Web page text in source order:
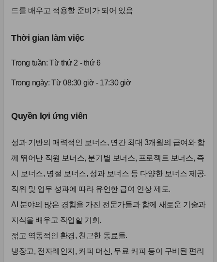
드를 배우고 적용할 준비가 되어 있음
Thời gian làm việc
Trong tuần:Từ thứ 2 - thứ 6
Trong ngày: Từ 08:30 giờ - 17:30 giờ
Quyền lợi ứng viên
성과 기반의 매력적인 보너스, 연간 최대 3개월의 급여와 함
께 뛰어난 직원 보너스, 분기별 보너스, 프로젝트 보너스, 즉
시 보너스, 명절 보너스, 성과 보너스 등 다양한 보너스 제공.
직위 및 업무 성과에 따라 유연한 급여 인상 제도.
AI 분야의 많은 경험을 가진 전문가들과 함께 새로운 기술과
지식을 배우고 작업할 기회.
젊고 역동적인 환경, 친근한 동료들.
냉장고, 전자레인지, 커피 머신, 무료 커피 등이 구비된 편리